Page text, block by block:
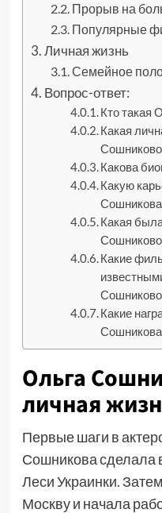
Прорыв на
Популярные
Личная жизнь
Семейное
Вопрос-ответ:
Кто такая
Какая
Какова
Какую
Какая
Какие
Какие
Сошникова
Ольга
личная
Первые шаги в
Сошникова сделала
Леси Украинки.
Москву и начала